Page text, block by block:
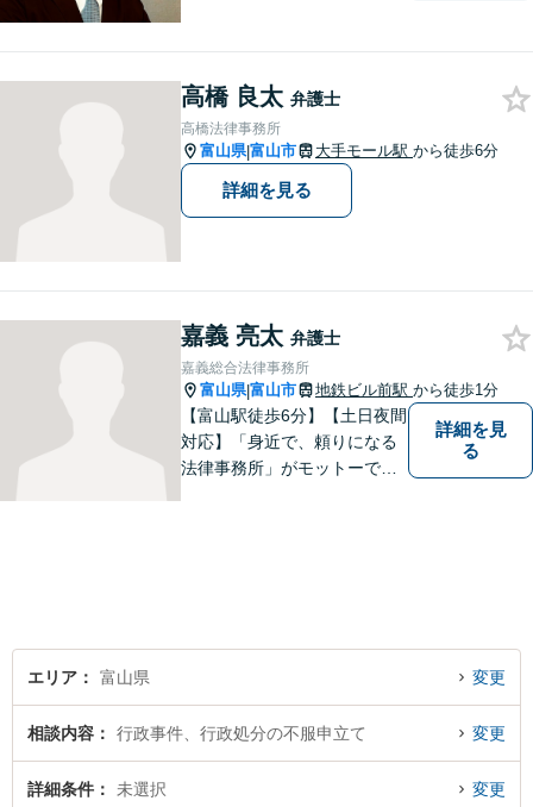
交渉などの代理人活動を行い
ます。顧問契約先の法律相
談、個人の方の法律相談対応
も。
高橋 良太 弁護士
高橋法律事務所
富山県|富山市 大手モール駅 から徒歩6分
詳細を見る
嘉義 亮太 弁護士
嘉義総合法律事務所
富山県|富山市 地鉄ビル前駅 から徒歩1分
【富山駅徒歩6分】【土日夜間
対応】「身近で、頼りになる
法律事務所」がモットーで
詳細を見
る
エリア 富山県 変更
相談内容 行政事件、行政処分の不服申立て 変更
詳細条件 未選択 変更